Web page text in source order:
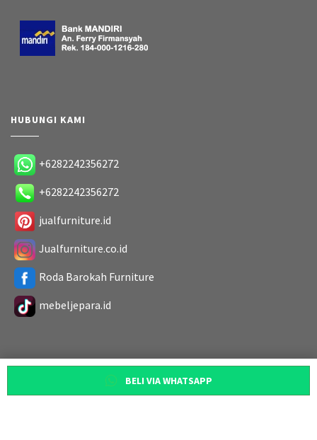
BELI VIA WHATSAPP
HUBUNGI KAMI
+6282242356272
+6282242356272
jualfurniture.id
Jualfurniture.co.id
Roda Barokah Furniture
mebeljepara.id